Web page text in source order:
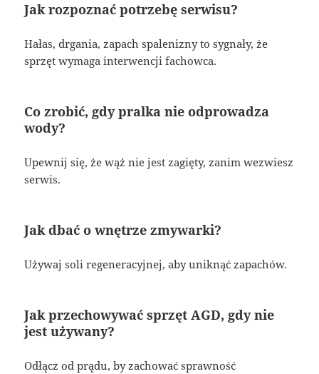
Jak rozpoznać potrzebę serwisu?
Hałas, drgania, zapach spalenizny to sygnały, że
sprzęt wymaga interwencji fachowca.
Co zrobić, gdy pralka nie odprowadza
wody?
Upewnij się, że wąż nie jest zagięty, zanim wezwiesz
serwis.
Jak dbać o wnętrze zmywarki?
Używaj soli regeneracyjnej, aby uniknąć zapachów.
Jak przechowywać sprzęt AGD, gdy nie
jest używany?
Odłącz od prądu, by zachować sprawność